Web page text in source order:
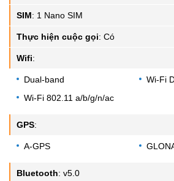
SIM: 1 Nano SIM
Thực hiện cuộc gọi: Có
Wifi:
Dual-band
Wi-Fi
Wi-Fi 802.11 a/b/g/n/ac
GPS:
A-GPS
Bluetooth: v5.0